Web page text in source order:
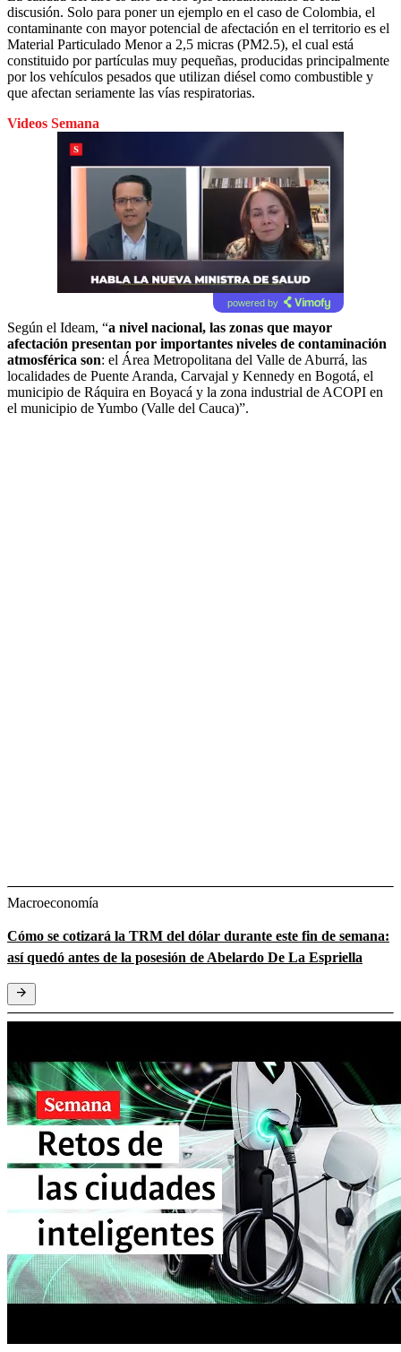
discusión. Solo para poner un ejemplo en el caso de Colombia, el
contaminante con mayor potencial de afectación en el territorio es el
Material Particulado Menor a 2,5 micras (PM2.5), el cual está
constituido por partículas muy pequeñas, producidas principalmente
por los vehículos pesados que utilizan diésel como combustible y
que afectan seriamente las vías respiratorias.
Videos Semana
powered by
Según el Ideam, “a nivel nacional, las zonas que mayor
afectación presentan por importantes niveles de contaminación
atmosférica son: el Área Metropolitana del Valle de Aburrá, las
localidades de Puente Aranda, Carvajal y Kennedy en Bogotá, el
municipio de Ráquira en Boyacá y la zona industrial de ACOPI en
el municipio de Yumbo (Valle del Cauca)”.
Macroeconomía
Cómo se cotizará la TRM del dólar durante este fin de semana:
así quedó antes de la posesión de Abelardo De La Espriella